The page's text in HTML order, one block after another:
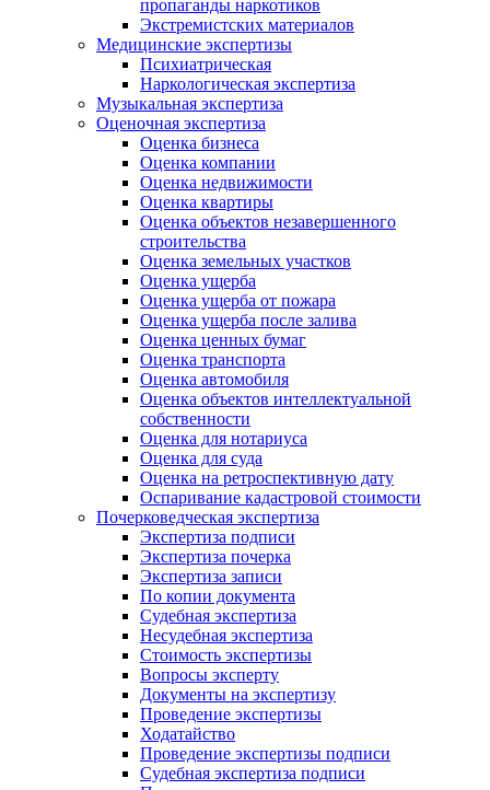
пропаганды наркотиков
Экстремистских материалов
Медицинские экспертизы
Психиатрическая
Наркологическая экспертиза
Музыкальная экспертиза
Оценочная экспертиза
Оценка бизнеса
Оценка компании
Оценка недвижимости
Оценка квартиры
Оценка объектов незавершенного
строительства
Оценка земельных участков
Оценка ущерба
Оценка ущерба от пожара
Оценка ущерба после залива
Оценка ценных бумаг
Оценка транспорта
Оценка автомобиля
Оценка объектов интеллектуальной
собственности
Оценка для нотариуса
Оценка для суда
Оценка на ретроспективную дату
Оспаривание кадастровой стоимости
Почерковедческая экспертиза
Экспертиза подписи
Экспертиза почерка
Экспертиза записи
По копии документа
Судебная экспертиза
Несудебная экспертиза
Стоимость экспертизы
Вопросы эксперту
Документы на экспертизу
Проведение экспертизы
Ходатайство
Проведение экспертизы подписи
Судебная экспертиза подписи